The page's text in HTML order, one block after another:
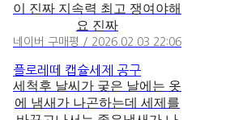
이 진짜 지속력 최고 쟁여야해
요 진짜
네이버 구매평 / 2026.02.03 22:06
플로레떼 캡슐세제 공구
세척후 날씨가 궂은 날에는 옷
에 냄새가 나곤하는데 세제를